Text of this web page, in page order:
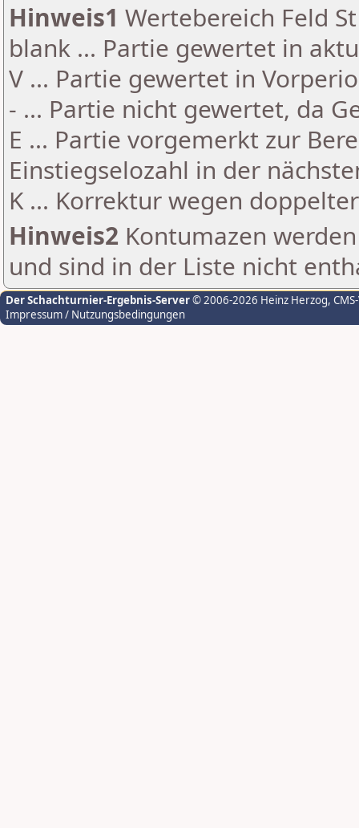
Hinweis1 Wertebereich Feld
blank ... Partie gewertet in
V ... Partie gewertet in
- ... Partie nicht gewertet, da
E ... Partie vorgemerkt zur
Einstiegselozahl in der
K ... Korrektur wegen
Hinweis2 Kontumazen
und sind in der Liste nicht
Der Schachturnier-Ergebnis-Server© 2006-2026 Heinz Herzog,
Impressum / Nutzungsbedingungen